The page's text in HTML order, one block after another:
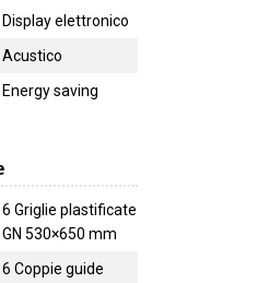
Display elettronico
Acustico
Energy saving
6 Griglie plastificate
GN 530×650 mm
6 Coppie guide